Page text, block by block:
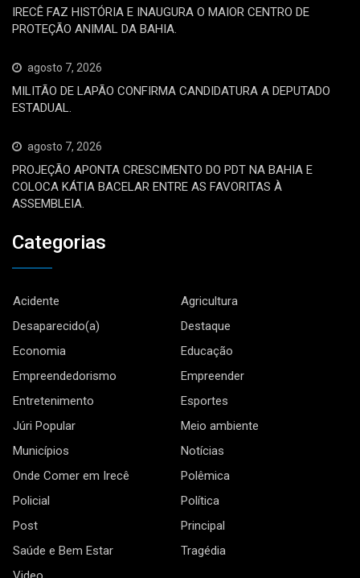
IRECÊ FAZ HISTÓRIA E INAUGURA O MAIOR CENTRO DE
PROTEÇÃO ANIMAL DA BAHIA.
agosto 7, 2026
MILITÃO DE LAPÃO CONFIRMA CANDIDATURA A DEPUTADO
ESTADUAL.
agosto 7, 2026
PROJEÇÃO APONTA CRESCIMENTO DO PDT NA BAHIA E
COLOCA KÁTIA BACELAR ENTRE AS FAVORITAS À
ASSEMBLEIA.
Categorias
Acidente
Agricultura
Desaparecido(a)
Destaque
Economia
Educação
Empreendedorismo
Empreender
Entretenimento
Esportes
Júri Popular
Meio ambiente
Municípios
Notícias
Onde Comer em Irecê
Polêmica
Policial
Política
Post
Principal
Saúde e Bem Estar
Tragédia